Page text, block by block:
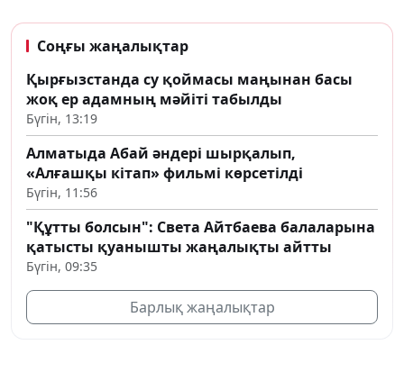
Соңғы жаңалықтар
Қырғызстанда су қоймасы маңынан басы
жоқ ер адамның мәйіті табылды
Бүгін, 13:19
Алматыда Абай әндері шырқалып,
«Алғашқы кітап» фильмі көрсетілді
Бүгін, 11:56
"Құтты болсын": Света Айтбаева балаларына
қатысты қуанышты жаңалықты айтты
Бүгін, 09:35
Барлық жаңалықтар